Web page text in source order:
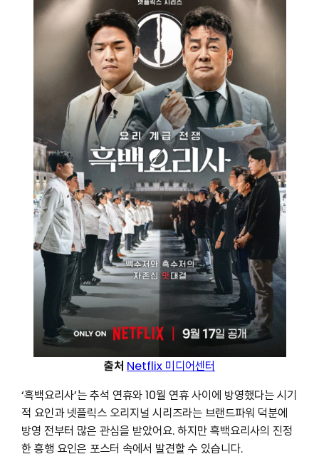
출처 Netflix 미디어센터
‘흑백요리사’는 추석 연휴와 10월 연휴 사이에 방영했다는 시기
적 요인과 넷플릭스 오리지널 시리즈라는 브랜드파워 덕분에
방영 전부터 많은 관심을 받았어요. 하지만 흑백요리사의 진정
한 흥행 요인은 포스터 속에서 발견할 수 있습니다.